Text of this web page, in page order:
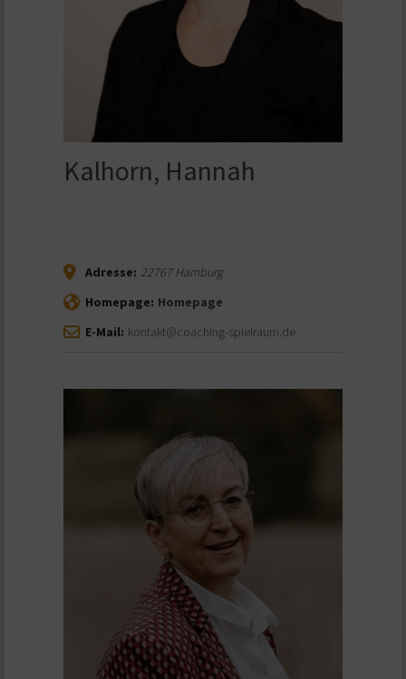
Kalhorn, Hannah
Adresse: 22767Hamburg
Homepage: Homepage
E-Mail: kontakt@coaching-spielraum.de